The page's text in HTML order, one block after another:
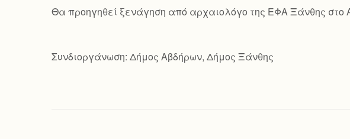
Θα προηγηθεί ξενάγηση από αρχαιολόγο της ΕΦΑ Ξάνθης στο
Συνδιοργάνωση: Δήμος Αβδήρων, Δήμος Ξάνθης